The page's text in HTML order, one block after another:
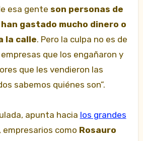
esa gente son personas de
gastado mucho dinero o
la calle. Pero la culpa no es de
que los engañaron y
que les vendieron las
sabemos quiénes son”.
apunta hacia los grandes
empresarios como Rosauro